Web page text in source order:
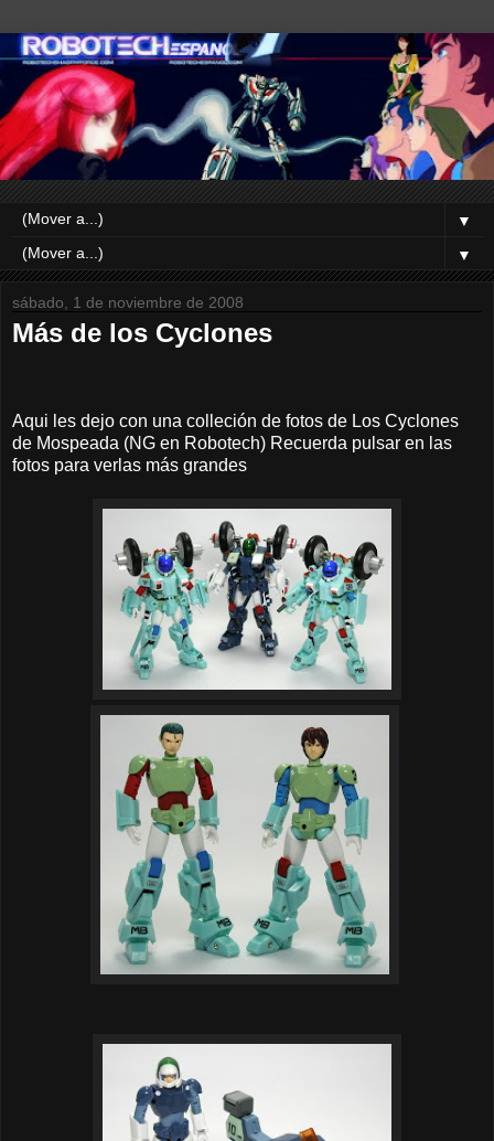
▼
▼
sábado, 1 de noviembre de 2008
Más de los Cyclones
Aqui les dejo con una colleción de fotos de Los Cyclones
de Mospeada (NG en Robotech) Recuerda pulsar en las
fotos para verlas más grandes